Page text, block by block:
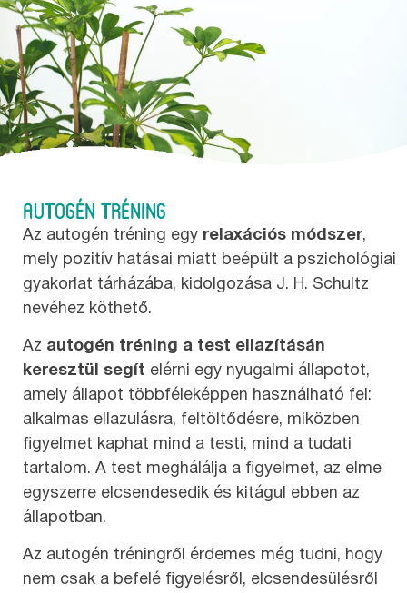
AUTOGÉN TRÉNING
Az autogén tréning egy relaxációs módszer,
mely pozitív hatásai miatt beépült a pszichológiai
gyakorlat tárházába, kidolgozása J. H. Schultz
nevéhez köthető.
Az autogén tréning a test ellazításán
keresztül segít elérni egy nyugalmi állapotot,
amely állapot többféleképpen használható fel:
alkalmas ellazulásra, feltöltődésre, miközben
figyelmet kaphat mind a testi, mind a tudati
tartalom. A test meghálálja a figyelmet, az elme
egyszerre elcsendesedik és kitágul ebben az
állapotban.
Az autogén tréningről érdemes még tudni, hogy
nem csak a befelé figyelésről, elcsendesülésről